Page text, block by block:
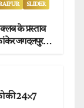
SLIDER
क्लब के प्रस्ताव
जगदलपुर
की 24×7